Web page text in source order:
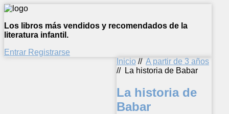
Los libros más vendidos y recomendados de la
literatura infantil.
Entrar Registrarse
Inicio // A partir de 3 años
// La historia de Babar
La historia de
Babar